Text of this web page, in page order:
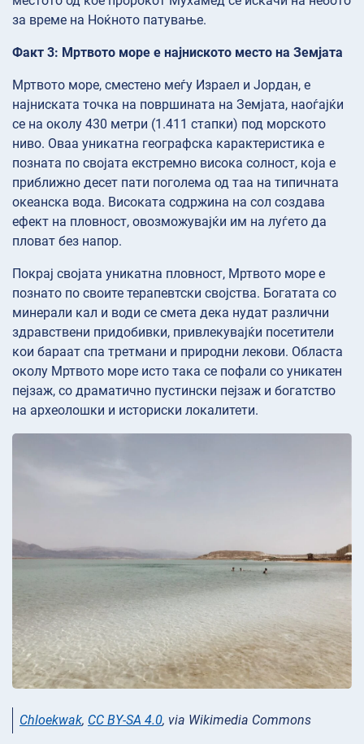
за време на Ноќното патување.
Факт 3: Мртвото море е најниското место на Земјата
Мртвото море, сместено меѓу Израел и Јордан, е
најниската точка на површината на Земјата, наоѓајќи
се на околу 430 метри (1.411 стапки) под морското
ниво. Оваа уникатна географска карактеристика е
позната по својата екстремно висока солност, која е
приближно десет пати поголема од таа на типичната
океанска вода. Високата содржина на сол создава
ефект на пловност, овозможувајќи им на луѓето да
пловат без напор.
Покрај својата уникатна пловност, Мртвото море е
познато по своите терапевтски својства. Богатата со
минерали кал и води се смета дека нудат различни
здравствени придобивки, привлекувајќи посетители
кои бараат спа третмани и природни лекови. Областа
околу Мртвото море исто така се пофали со уникатен
пејзаж, со драматично пустински пејзаж и богатство
на археолошки и историски локалитети.
Chloekwak, CC BY-SA 4.0, via Wikimedia Commons